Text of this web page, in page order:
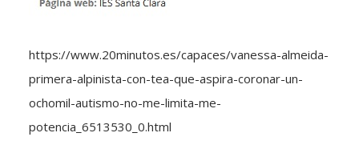
https://www.20minutos.es/capaces/vanessa-almeida-
primera-alpinista-con-tea-que-aspira-coronar-un-
ochomil-autismo-no-me-limita-me-
potencia_6513530_0.html